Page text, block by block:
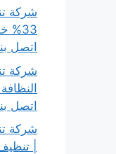
شركة
اتصل
شركة
اتصل
شركة
|